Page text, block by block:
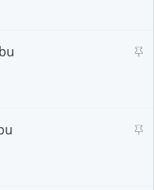
tS
tS